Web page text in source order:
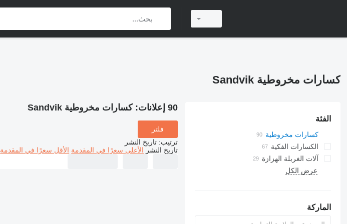
كسارات مخروطية Sandvik
الفئة
كسارات مخروطية
الكسارات الفكية
آلات الغربلة الهزازة
كسارات تصادمية بعمود دوار أفقي
عرض الكل
الماركة
90 إعلانات: كسارات مخروطية Sandvik
فلتر
ترتيب: تاريخ النشر
تاريخ النشر الأعلى سعرًا في المقدمة الأقل سعرًا في المقدمة